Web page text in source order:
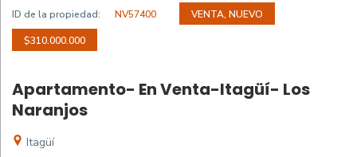
ID de la propiedad: NV57400 VENTA, NUEVO
$310.000.000
Apartamento- En Venta-Itagüí- Los
Naranjos
Itagüí